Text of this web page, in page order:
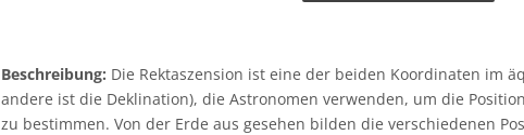
Beschreibung: Die Rektaszension ist eine der beiden Koordinaten im
andere ist die Deklination), die Astronomen verwenden, um die
zu bestimmen. Von der Erde aus gesehen bilden die verschiedenen